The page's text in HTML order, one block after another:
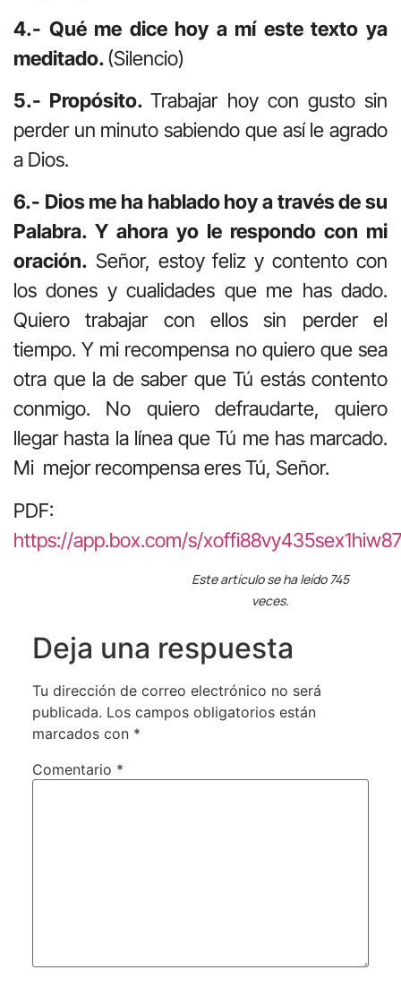
4.- Qué me dice hoy a mí este texto ya
meditado.(Silencio)
5.- Propósito.Trabajar hoy con gusto sin
perder un minuto sabiendo que así le agrado
a Dios.
6.- Dios me ha hablado hoy a través de su
Palabra. Y ahora yo le respondo con mi
oración. Señor, estoy feliz y contento con
los dones y cualidades que me has dado.
Quiero trabajar con ellos sin perder el
tiempo. Y mi recompensa no quiero que sea
otra que la de saber que Tú estás contento
conmigo. No quiero defraudarte, quiero
llegar hasta la línea que Tú me has marcado.
Mi mejor recompensa eres Tú, Señor.
PDF:
https://app.box.com/s/
Este artículo se ha leído 745
veces.
Deja una respuesta
Tu dirección de correo electrónico no será
publicada. Los campos obligatorios están
marcados con *
Comentario *